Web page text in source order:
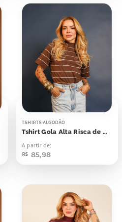
TSHIRTS ALGODÃO
Tshirt Gola Alta Risca de Giz Marrom Chocolate Quente
A partir de:
R$ 85,98